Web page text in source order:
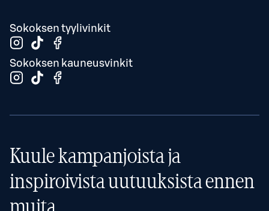
Sokoksen tyylivinkit
Sokoksen kauneusvinkit
Kuule kampanjoista ja
inspiroivista uutuuksista ennen